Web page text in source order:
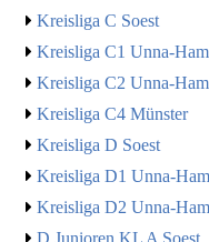
Kreisliga C Soest
Kreisliga C1 Unna-
Kreisliga C2 Unna-
Kreisliga C4 Münster
Kreisliga D Soest
Kreisliga D1 Unna-
Kreisliga D2 Unna-
D Junioren KL A Soest